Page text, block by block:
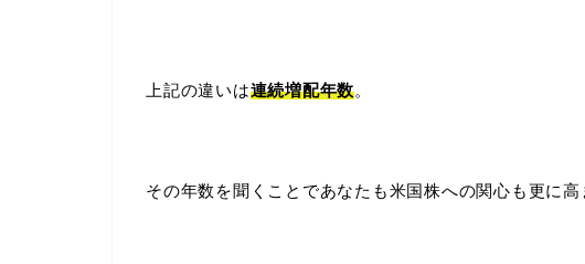
上記の違いは連続増配年数。
その年数を聞くことであなたも米国株への関心も更に高